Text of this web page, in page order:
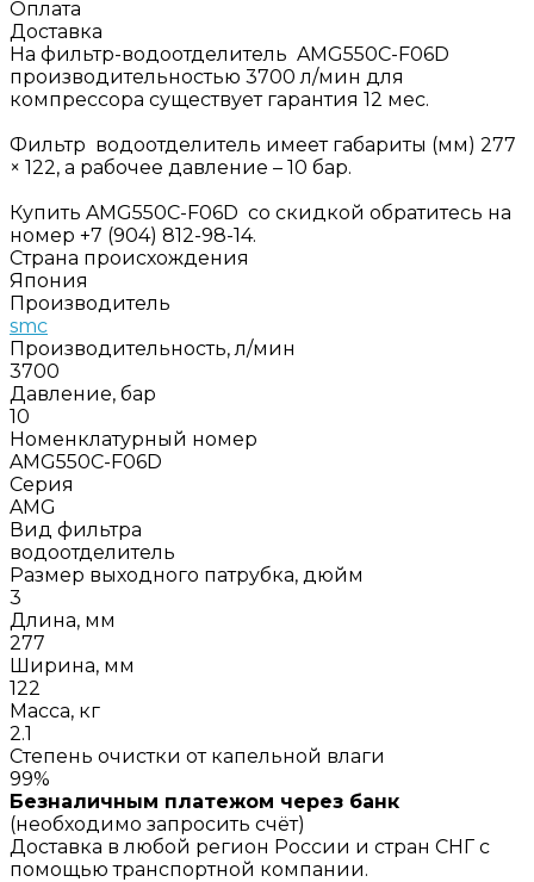
Оплата
Доставка
На фильтр-водоотделитель AMG550C-F06D
производительностью 3700 л/мин для
компрессора существует гарантия 12 мес.
Фильтр водоотделитель имеет габариты (мм) 277
× 122, а рабочее давление – 10 бар.
Купить AMG550C-F06D со скидкой обратитесь на
номер +7 (904) 812-98-14.
Страна происхождения
Япония
Производитель
smc
Производительность, л/мин
3700
Давление, бар
10
Номенклатурный номер
AMG550C-F06D
Серия
AMG
Вид фильтра
водоотделитель
Размер выходного патрубка, дюйм
3
Длина, мм
277
Ширина, мм
122
Масса, кг
2.1
Степень очистки от капельной влаги
99%
Безналичным платежом через банк
(необходимо запросить счёт)
Доставка в любой регион России и стран СНГ с
помощью транспортной компании.